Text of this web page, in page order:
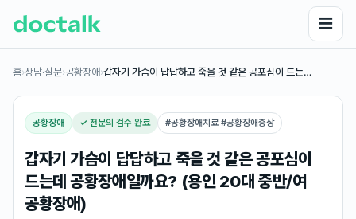
☰
홈›상담·질문›공황장애›갑자기 가슴이 답답하고 죽을 것 같은 공포심이 드는…
공황장애 ✓ 전문의 검수 완료 #공황장애치료 #공황장애증상
갑자기 가슴이 답답하고 죽을 것 같은 공포심이
드는데 공황장애일까요? (용인 20대 중반/여
공황장애)